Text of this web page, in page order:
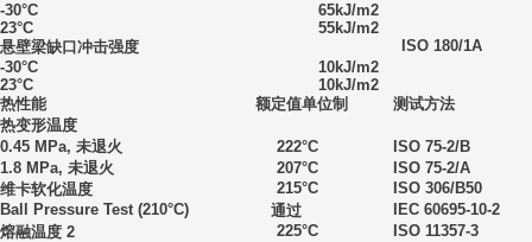
-30°C
65kJ/m2
23°C
55kJ/m2
悬壁梁缺口冲击强度
ISO 180/1A
-30°C
10kJ/m2
23°C
10kJ/m2
热性能
额定值单位制
测试方法
热变形温度
0.45 MPa, 未退火
222°C
ISO 75-2/B
1.8 MPa, 未退火
207°C
ISO 75-2/A
维卡软化温度
215°C
ISO 306/B50
Ball Pressure Test(210°C) 通过
IEC 60695-10-2
熔融温度 2 225°C
ISO 11357-3